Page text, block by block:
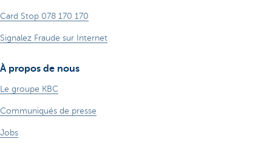
Card Stop 078 170 170
Signalez Fraude sur Internet
À propos de nous
Le groupe KBC
Communiqués de presse
Jobs